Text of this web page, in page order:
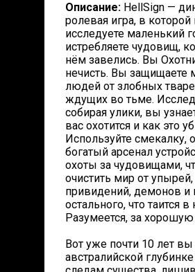
Описание: HellSign —
ролевая игра, в
исследуете маленький
истребляете чудовищ,
нём завелись. Вы
нечисть. Вы защищаете
людей от злобных
ждущих во тьме.
собирая улики, вы
вас охотится и как это
Используйте смекалку,
богатый арсенал
охоты за чудовищами,
очистить мир от упырей,
привидений, демонов и
остального, что таится в
Разумеется, за хорошую
Вот уже почти 10 лет вы
австралийской